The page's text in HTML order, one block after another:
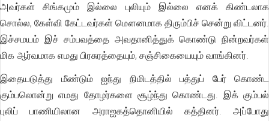
அவர்கள் சிங்கமும் இல்லை புலியும் இல்லை எனக் கிண்டலாக
சொல்ல, கேள்வி கேட்டவர்கள் மௌனமாக திரும்பிச் சென்று விட்டனர்.
இச்சமயம் இச் சம்பவத்தை அவதானித்துக் கொண்டு நின்றவர்கள்
மிக ஆர்வமாக எமது பிரசுரத்தையும், சஞ்சிகையையும் வாங்கினர்.
இதையடுத்து மீண்டும் ஐந்து நிமிடத்தில் பத்துப் பேர் கொண்ட
கும்பலொன்று எமது தோழர்களை சூழ்ந்து கொண்டது. இக் கும்பல்
புலிப் பாணியிலான அராஐகத்தொனியில் கத்தினர். அப்போது